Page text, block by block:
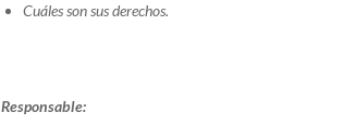
Cuáles son sus derechos.
Responsable: